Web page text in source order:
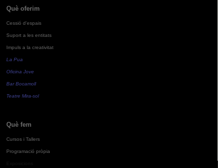
Què oferim
Cessió d'espais
Suport a les entitats
Impuls a la creativitat
La Pua
Oficina Jove
Bar Bocamoll
Teatre Mira-sol
Què fem
Cursos i Tallers
Programació pròpia